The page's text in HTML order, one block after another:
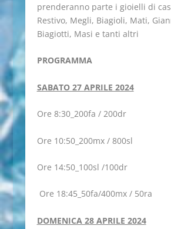
prenderanno parte i gioielli di
Restivo, Megli, Biagioli, Mati,
Biagiotti, Masi e tanti altri
PROGRAMMA
SABATO 27 APRILE 2024
Ore 8:30_200fa / 200dr
Ore 10:50_200mx / 800sl
Ore 14:50_100sl /100dr
Ore 18:45_50fa/400mx / 50ra
DOMENICA 28 APRILE 2024